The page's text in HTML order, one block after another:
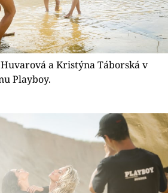
a Kristýna Táborská v
Playboy.